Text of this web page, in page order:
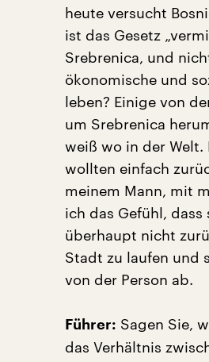
heute versucht
ist das Gesetz
Srebrenica, und
ökonomische und
leben? Einige von
um Srebrenica
weiß wo in der Welt.
wollten einfach
meinem Mann, mit
ich das Gefühl,
überhaupt nicht
Stadt zu laufen und
von der Person ab.
Führer: Sagen Sie,
das Verhältnis